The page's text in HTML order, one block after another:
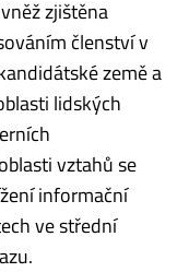
zjištěna
členství v
země a
lidských
vztahů se
informační
ve střední